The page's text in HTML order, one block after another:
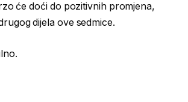
će doći do pozitivnih promjena,
dijela ove sedmice.